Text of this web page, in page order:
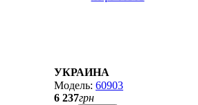
УКРАИНА
60903
6 237грн